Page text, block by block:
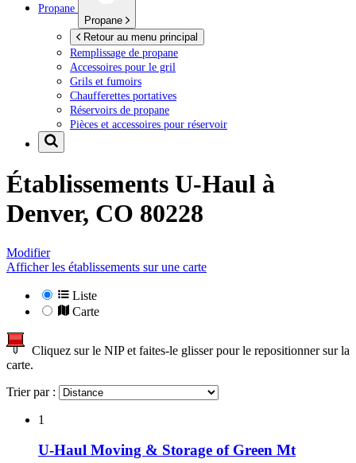
Propane
Propane
Retour au menu principal
Remplissage de propane
Accessoires pour le gril
Grils et fumoirs
Chaufferettes portatives
Réservoirs de propane
Pièces et accessoires pour réservoir
Établissements U-Haul à
Denver, CO 80228
Modifier
Afficher les établissements sur une carte
Liste
Carte
Cliquez sur le NIP et faites-le glisser pour le repositionner sur la
carte.
Trier par :
1
U-Haul Moving & Storage of Green Mt